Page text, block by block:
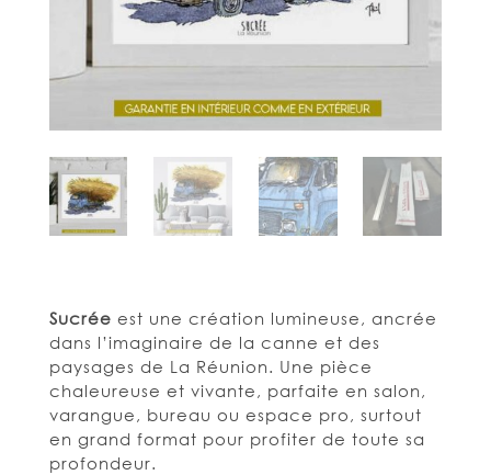
Sucrée est une création lumineuse, ancrée
dans l’imaginaire de la canne et des
paysages de La Réunion. Une pièce
chaleureuse et vivante, parfaite en salon,
varangue, bureau ou espace pro, surtout
en grand format pour profiter de toute sa
profondeur.